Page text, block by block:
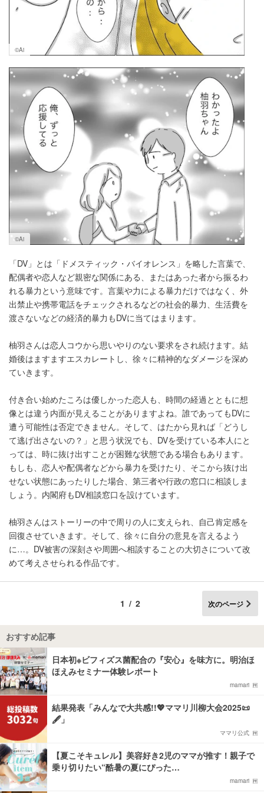
©Ai
©Ai
「DV」とは「ドメスティック・バイオレンス」を略した言葉で、
配偶者や恋人など親密な関係にある、またはあった者から振るわ
れる暴力という意味です。言葉や力による暴力だけではなく、外
出禁止や携帯電話をチェックされるなどの社会的暴力、生活費を
渡さないなどの経済的暴力もDVに当てはまります。
柚羽さんは恋人コウから思いやりのない要求をされ続けます。結
婚後はますますエスカレートし、徐々に精神的なダメージを深め
ていきます。
付き合い始めたころは優しかった恋人も、時間の経過とともに想
像とは違う内面が見えることがありますよね。誰であってもDVに
遭う可能性は否定できません。そして、はたから見れば「どうし
て逃げ出さないの？」と思う状況でも、DVを受けている本人にと
っては、時に抜け出すことが困難な状態である場合もあります。
もしも、恋人や配偶者などから暴力を受けたり、そこから抜け出
せない状態にあったりした場合、第三者や行政の窓口に相談しま
しょう。内閣府もDV相談窓口を設けています。
柚羽さんはストーリーの中で周りの人に支えられ、自己肯定感を
回復させていきます。そして、徐々に自分の意見を言えるよう
に…。DV被害の深刻さや周囲へ相談することの大切さについて改
めて考えさせられる作品です。
1/2 次のページ
おすすめ記事
日本初※ビフィズス菌配合の『安心』を味方に。明治ほ
ほえみセミナー体験レポート
mamari
結果発表「みんなで大共感!!💖ママリ川柳大会2025📜
🖋️」
ママリ公式
【夏こそキュレル】美容好き2児のママが推す！親子で
乗り切りたい“酷暑の夏にぴった…
mamari